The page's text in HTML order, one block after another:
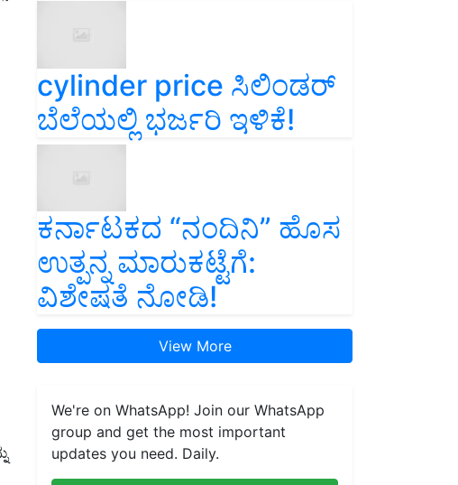
cylinder price ಸಿಲಿಂಡರ್‌
ಬೆಲೆಯಲ್ಲಿ ಭರ್ಜರಿ ಇಳಿಕೆ!
ಕರ್ನಾಟಕದ “ನಂದಿನಿ” ಹೊಸ
ಉತ್ಪನ್ನ ಮಾರುಕಟ್ಟೆಗೆ:
ವಿಶೇಷತೆ ನೋಡಿ!
View More
We're on WhatsApp! Join our WhatsApp
group and get the most important
updates you need. Daily.